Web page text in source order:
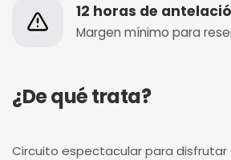
12 horas de
Margen mínimo para
¿De qué trata?
Circuito espectacular para disfrutar